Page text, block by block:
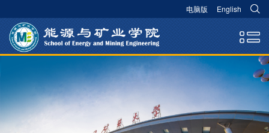
电脑版 English